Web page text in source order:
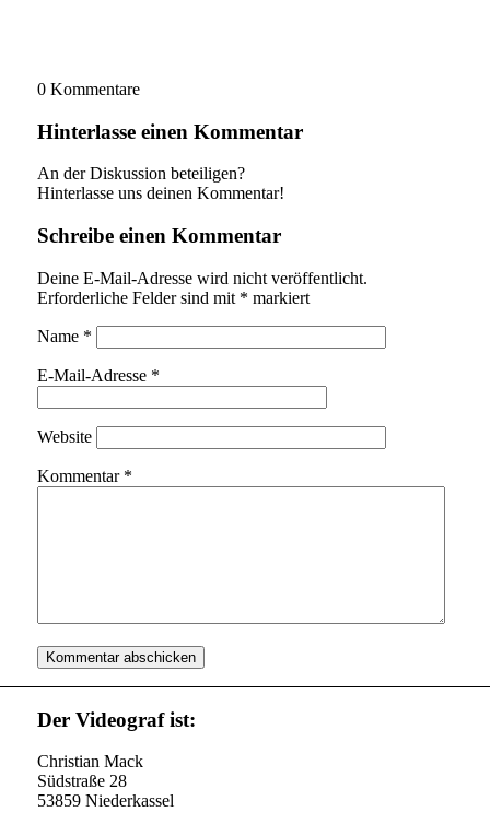
0 Kommentare
Hinterlasse einen Kommentar
An der Diskussion beteiligen?
Hinterlasse uns deinen Kommentar!
Schreibe einen Kommentar
Deine E-Mail-Adresse wird nicht veröffentlicht.
Erforderliche Felder sind mit * markiert
Name *
E-Mail-Adresse *
Website
Kommentar *
Der Videograf ist:
Christian Mack
Südstraße 28
53859 Niederkassel